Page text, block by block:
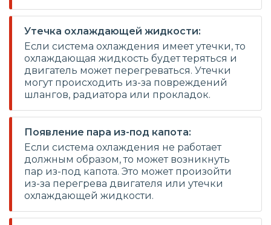
Утечка охлаждающей жидкости:
Если система охлаждения имеет утечки, то
охлаждающая жидкость будет теряться и
двигатель может перегреваться. Утечки
могут происходить из-за повреждений
шлангов, радиатора или прокладок.
Появление пара из-под капота:
Если система охлаждения не работает
должным образом, то может возникнуть
пар из-под капота. Это может произойти
из-за перегрева двигателя или утечки
охлаждающей жидкости.